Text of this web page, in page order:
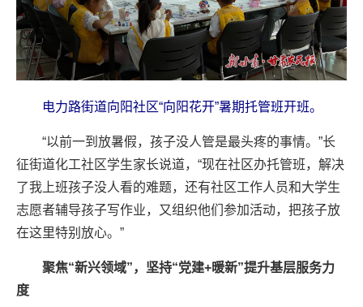
电力路街道向阳社区“向阳花开”暑期托管班开班。
“以前一到放暑假，孩子没人管是最头疼的事情。”长
征街道化工社区学生家长说道，“现在社区办托管班，解决
了我上班孩子没人看的难题，还有社区工作人员和大学生
志愿者辅导孩子写作业，又组织他们参加活动，把孩子放
在这里特别放心。”
聚焦“新兴领域”，坚持“党建+暖新”提升基层服务力
度